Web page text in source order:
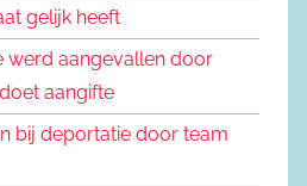
gelijk heeft
werd aangevallen door
aangifte
bij deportatie door team